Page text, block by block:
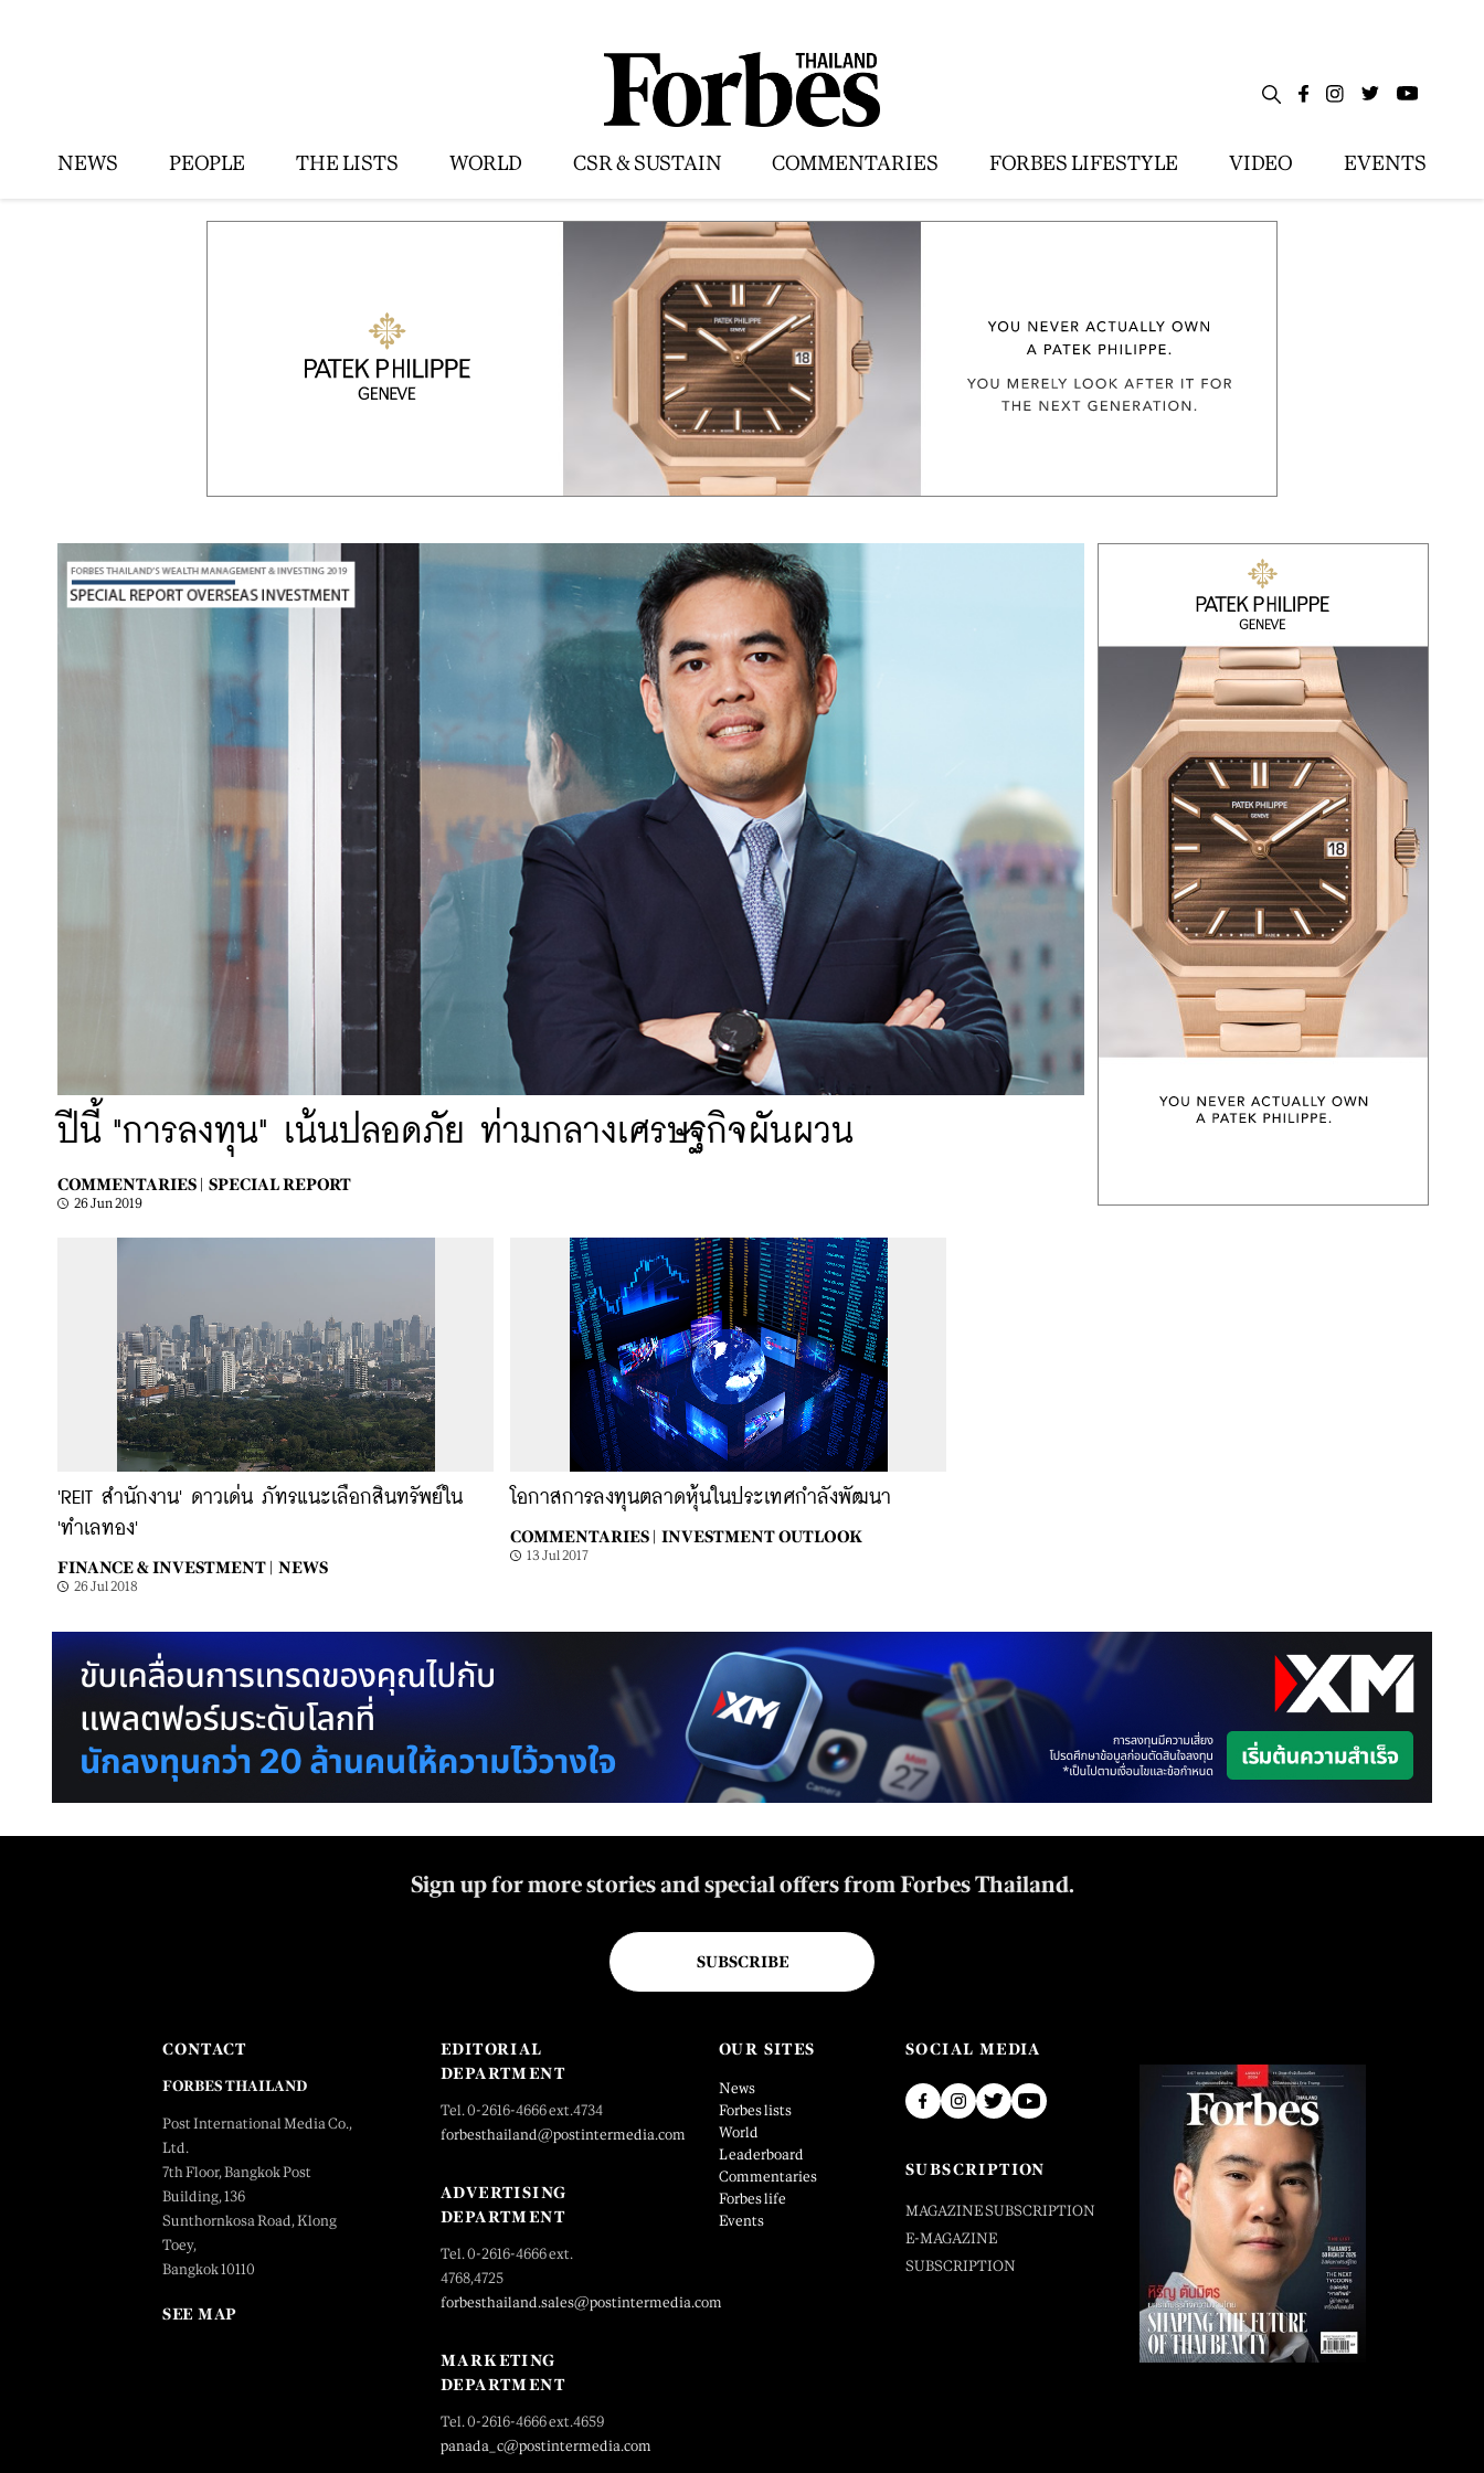
NEWS PEOPLE THE LISTS WORLD CSR & SUSTAIN COMMENTARIES FORBES LIFESTYLE VIDEO EVENTS
ปีนี้ "การลงทุน" เน้นปลอดภัย ท่ามกลางเศรษฐกิจผันผวน
COMMENTARIES | SPECIAL REPORT
26 Jun 2019
'REIT สำนักงาน' ดาวเด่น ภัทรแนะเลือกสินทรัพย์ใน
'ทำเลทอง'
FINANCE & INVESTMENT | NEWS
26 Jul 2018
โอกาสการลงทุนตลาดหุ้นในประเทศกำลังพัฒนา
COMMENTARIES | INVESTMENT OUTLOOK
13 Jul 2017
Sign up for more stories and special offers from Forbes Thailand.
SUBSCRIBE
CONTACT
FORBES THAILAND
Post International Media Co.,
Ltd.
7th Floor, Bangkok Post
Building, 136
Sunthornkosa Road, Klong
Toey,
Bangkok 10110
SEE MAP
EDITORIAL
DEPARTMENT
Tel. 0-2616-4666 ext.4734
forbesthailand@postintermedia.com
ADVERTISING
DEPARTMENT
Tel. 0-2616-4666 ext.
4768,4725
forbesthailand.sales@postintermedia.com
MARKETING
DEPARTMENT
Tel. 0-2616-4666 ext.4659
panada_c@postintermedia.com
OUR SITES
News
Forbes lists
World
Leaderboard
Commentaries
Forbes life
Events
SOCIAL MEDIA
SUBSCRIPTION
MAGAZINE SUBSCRIPTION
E-MAGAZINE
SUBSCRIPTION